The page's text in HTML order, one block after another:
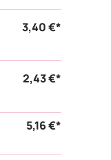
3,40 €*
2,43 €*
5,16 €*